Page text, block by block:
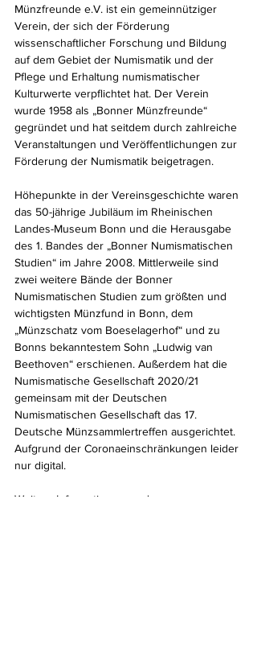
Münzfreunde e.V. ist ein gemeinnütziger
Verein, der sich der Förderung
wissenschaftlicher Forschung und Bildung
auf dem Gebiet der Numismatik und der
Pflege und Erhaltung numismatischer
Kulturwerte verpflichtet hat. Der Verein
wurde 1958 als „Bonner Münzfreunde“
gegründet und hat seitdem durch zahlreiche
Veranstaltungen und Veröffentlichungen zur
Förderung der Numismatik beigetragen.
Höhepunkte in der Vereinsgeschichte waren
das 50-jährige Jubiläum im Rheinischen
Landes-Museum Bonn und die Herausgabe
des 1. Bandes der „Bonner Numismatischen
Studien“ im Jahre 2008. Mittlerweile sind
zwei weitere Bände der Bonner
Numismatischen Studien zum größten und
wichtigsten Münzfund in Bonn, dem
„Münzschatz vom Boeselagerhof“ und zu
Bonns bekanntestem Sohn „Ludwig van
Beethoven“ erschienen. Außerdem hat die
Numismatische Gesellschaft 2020/21
gemeinsam mit der Deutschen
Numismatischen Gesellschaft das 17.
Deutsche Münzsammlertreffen ausgerichtet.
Aufgrund der Coronaeinschränkungen leider
nur digital.
Weitere Informationen zu der